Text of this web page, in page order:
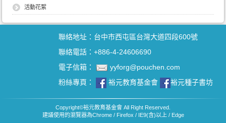
活動花絮
聯絡地址：台中市西屯區台灣大道四段600號
聯絡電話：+886-4-24606690
電子信箱：
yyforg@pouchen.com
粉絲專頁：
裕元教育基金會 裕元種子書坊
Copyright©裕元教育基金會 All Right Reserved.
建議使用的瀏覽器為Chrome / Firefox / IE9(含)以上 / Edge